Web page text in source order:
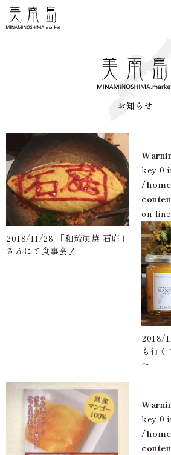
お知らせ
2018/11/28 「和琉炭焼 石庭」
さんにて食事会！
key 0
/
on line
2018/
も行
～
key 0
/